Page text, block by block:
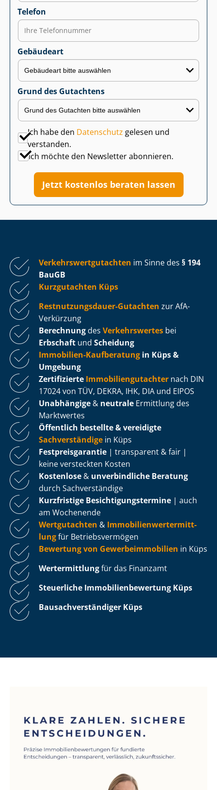
Telefon
Gebäudeart
Grund des Gutachtens
Ich habe den Datenschutz gelesen und
verstanden.
Ich möchte den Newsletter abonnieren.
Jetzt kostenlos beraten lassen
Ver­kehrs­wert­gut­ach­ten im Sinne des § 194
BauGB
Kurzgutachten Küps
Rest­nut­zungs­dau­er-Gutachten zur AfA-
Verkürzung
Berechnung des Verkehrswertes bei
Erbschaft und Scheidung
Immobilien-Kaufberatung in Küps &
Umgebung
Zertifizierte Im­mo­bi­li­en­gut­ach­ter nach DIN
17024 von TÜV, DEKRA, IHK, DIA und EIPOS
Unabhängige & neutrale Ermittlung des
Marktwertes
Öffentlich bestellte & vereidigte
Sachverständige in Küps
Fest­preis­ga­ran­tie | transparent & fair |
keine versteckten Kosten
Kostenlose & unverbindliche Beratung
durch Sachverständige
Kurzfristige Be­sich­ti­gungs­ter­mi­ne | auch
am Wochenende
Wertgutachten & Im­mo­bi­li­en­wert­ermitt­
lungfür Be­triebs­ver­mö­gen
Bewertung von Ge­wer­be­im­mo­bi­li­en in Küps
Wertermittlungfür das Finanzamt
Steuerliche Im­mo­bi­li­en­be­wer­tung Küps
Bau­sach­ver­stän­di­ger Küps